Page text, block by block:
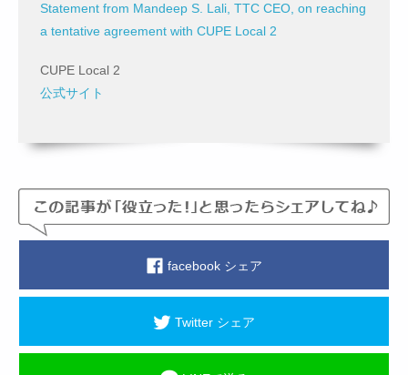
Statement from Mandeep S. Lali, TTC CEO, on reaching
a tentative agreement with CUPE Local 2
CUPE Local 2
公式サイト
facebook シェア
Twitter シェア